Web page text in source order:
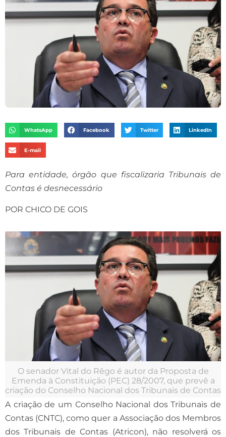
WhatsApp Facebook Twitter LinkedIn
E-mail
Para entidade, órgão que fiscalizaria Tribunais de
Contas é desnecessário
POR CHICO DE GOIS
O senador Vital do Rêgo é autor da Proposta de
Emenda à Constituição (PEC) 28/2007, que prevê a
criação do Conselho Nacional dos Tribunais de Contas
A criação de um Conselho Nacional dos Tribunais de
Contas (CNTC), como quer a Associação dos Membros
dos Tribunais de Contas (Atricon), não resolverá os